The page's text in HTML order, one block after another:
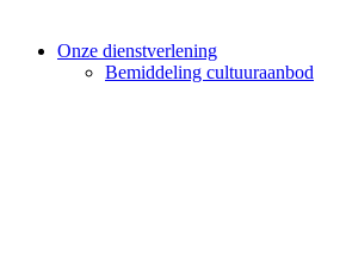
Onze dienstverlening
Bemiddeling cultuuraanbod